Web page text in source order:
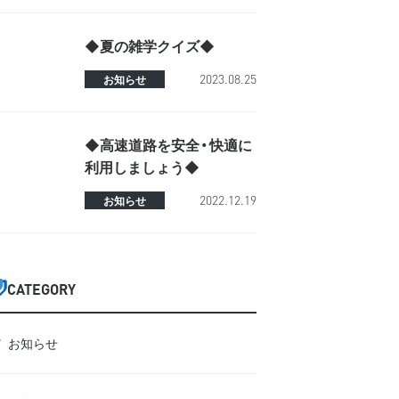
◆夏の雑学クイズ◆
お知らせ 2023.08.25
◆高速道路を安全・快適に
利用しましょう◆
お知らせ 2022.12.19
CATEGORY
お知らせ